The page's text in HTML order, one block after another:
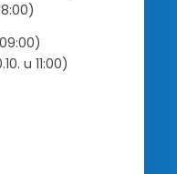
u 11:00)